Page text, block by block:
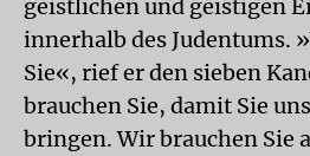
geistlichen und geistigen
innerhalb des Judentums.
Sie«, rief er den sieben
brauchen Sie, damit Sie
bringen. Wir brauchen Sie